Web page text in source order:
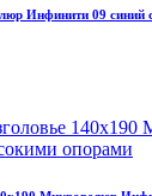
Инфинити 09 синий